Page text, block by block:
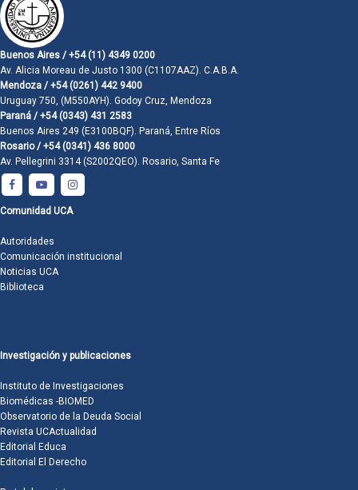
Buenos Aires / +54 (11) 4349 0200
Av. Alicia Moreau de Justo 1300 (C1107AAZ). C.A.B.A.
Mendoza / +54 (0261) 442 9400
Uruguay 750, (M550AYH). Godoy Cruz, Mendoza
Paraná / +54 (0343) 431 2583
Buenos Aires 249 (E3100BQF). Paraná, Entre Ríos
Rosario / +54 (0341) 436 8000
Av. Pellegrini 3314 (S2002QEO). Rosario, Santa Fe
Comunidad UCA
Autoridades
Comunicación institucional
Noticias UCA
Biblioteca
Investigación y publicaciones
Instituto de Investigaciones
Biomédicas -BIOMED
Observatorio de la Deuda Social
Revista UCActualidad
Editorial Educa
Editorial El Derecho